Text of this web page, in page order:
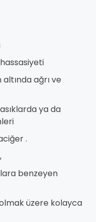
ağrı ve
ya da
.
benzeyen
üzere kolayca